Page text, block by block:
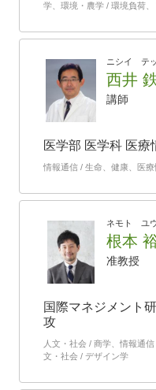
学、環境・農学 / 環境負荷
ニシイ テ
西井
講師
医学部 医学科 医療
情報通信 / 生命、健康、医
ネモト ユ
根本
准教授
国際マネジメント
攻
人文・社会 / 商学、情報通
文・社会 / デザイン学